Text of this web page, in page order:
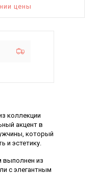
цены
коллекции
акцент в
который
и эстетику.
выполнен из
с элегантным